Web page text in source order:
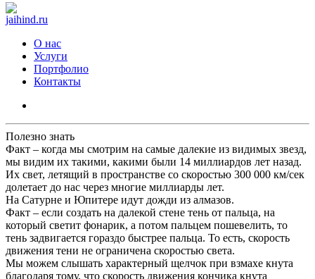
jaihind.ru
О нас
Услуги
Портфолио
Контакты
Полезно знать
Факт – когда мы смотрим на самые далекие из видимых звезд,
мы видим их такими, какими были 14 миллиардов лет назад.
Их свет, летящий в пространстве со скоростью 300 000 км/сек
долетает до нас через многие миллиарды лет.
На Сатурне и Юпитере идут дожди из алмазов.
Факт – если создать на далекой стене тень от пальца, на
который светит фонарик, а потом пальцем пошевелить, то
тень задвигается гораздо быстрее пальца. То есть, скорость
движения тени не ограничена скоростью света.
Мы можем слышать характерный щелчок при взмахе кнута
благодаря тому, что скорость движения кончика кнута